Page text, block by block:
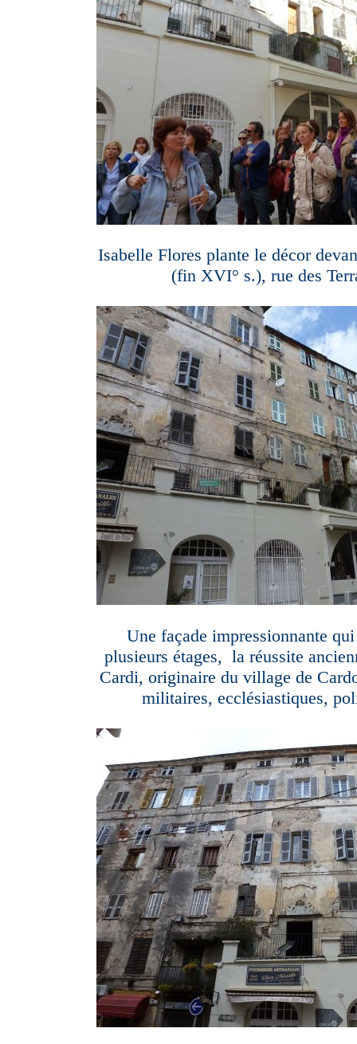
Isabelle Flores plante le décor
(fin XVI° s.), rue des
Une façade impressionnante
plusieurs étages, la réussite
Cardi, originaire du village de
militaires, ecclésiastiques,